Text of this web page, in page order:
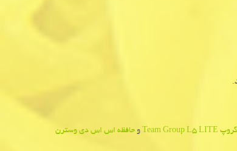
Team Group L5 LITE و حافظه اس اس دی وسترن